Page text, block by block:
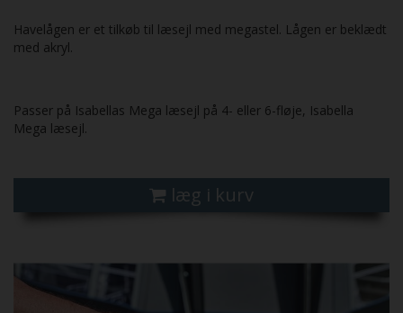
Havelågen er et tilkøb til læsejl med megastel. Lågen er beklædt
med akryl.
Passer på Isabellas Mega læsejl på 4- eller 6-fløje, Isabella
Mega læsejl.
læg i kurv